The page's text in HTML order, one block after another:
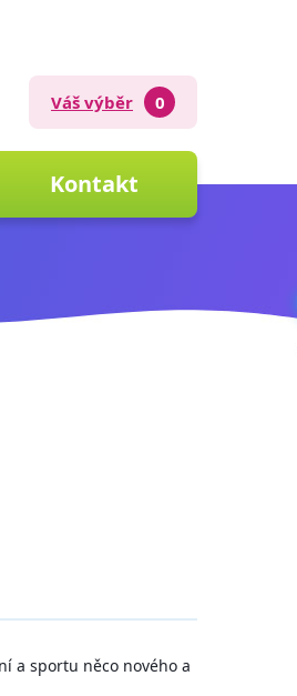
Váš výběr 0
Kontakt
a sportu něco nového a